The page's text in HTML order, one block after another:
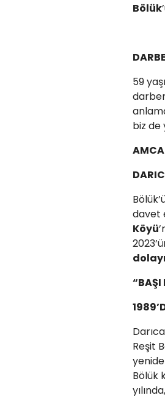
Bölük
59
biz de
davet
Köyü
“BAŞI
Reşit
Bölük